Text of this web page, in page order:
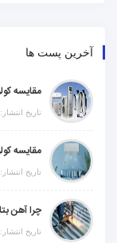
آخرین پست ها
تاریخ انتشار: 2 اسفند 1404
تاریخ انتشار: 26 بهمن 1404
تاریخ انتشار: 26 بهمن 1404